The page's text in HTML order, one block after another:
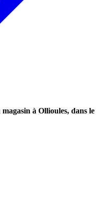
à Ollioules, dans le